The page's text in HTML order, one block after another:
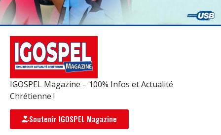
IGOSPEL Magazine – 100% Infos et Actualité
Chrétienne !
Soutenir IGOSPEL Magazine